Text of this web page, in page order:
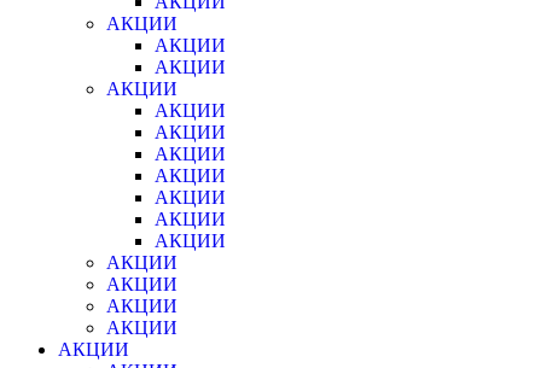
АКЦИИ
АКЦИИ
АКЦИИ
АКЦИИ
АКЦИИ
АКЦИИ
АКЦИИ
АКЦИИ
АКЦИИ
АКЦИИ
АКЦИИ
АКЦИИ
АКЦИИ
АКЦИИ
АКЦИИ
АКЦИИ